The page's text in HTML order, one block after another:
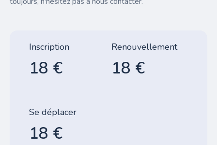
Inscription
18 €
Renouvellement
18 €
Se déplacer
18 €